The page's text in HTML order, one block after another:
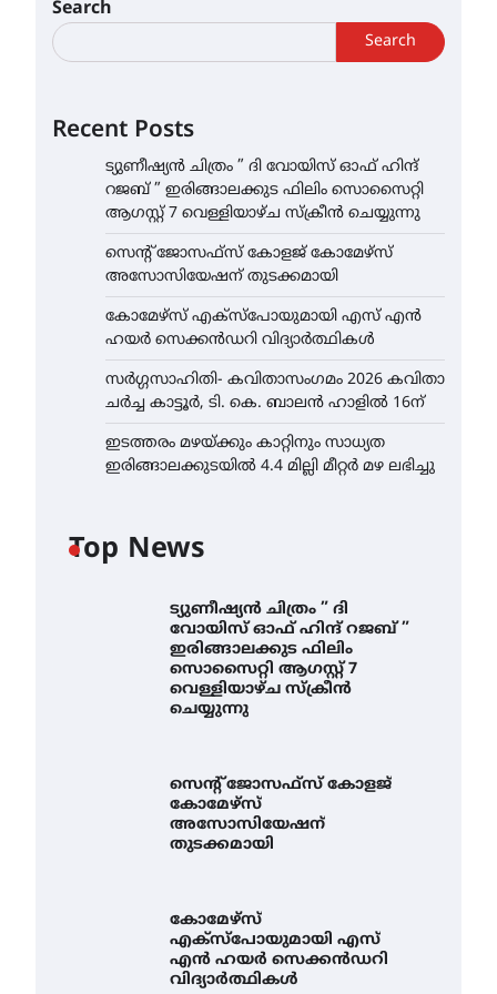
Search
Search
Recent Posts
ട്യുണീഷ്യൻ ചിത്രം ” ദി വോയിസ് ഓഫ് ഹിന്ദ്
റജബ് ” ഇരിങ്ങാലക്കുട ഫിലിം സൊസൈറ്റി
ആഗസ്റ്റ് 7 വെള്ളിയാഴ്ച സ്‌ക്രീൻ ചെയ്യുന്നു
സെന്റ് ജോസഫ്സ് കോളജ് കോമേഴ്‌സ്
അസോസിയേഷന് തുടക്കമായി
കോമേഴ്സ് എക്സ്പോയുമായി എസ് എൻ
ഹയർ സെക്കൻഡറി വിദ്യാർത്ഥികൾ
സർഗ്ഗസാഹിതി- കവിതാസംഗമം 2026 കവിതാ
ചർച്ച കാട്ടൂർ, ടി. കെ. ബാലൻ ഹാളിൽ 16ന്
ഇടത്തരം മഴയ്ക്കും കാറ്റിനും സാധ്യത
ഇരിങ്ങാലക്കുടയിൽ 4.4 മില്ലി മീറ്റർ മഴ ലഭിച്ചു
Top News
ട്യുണീഷ്യൻ ചിത്രം ” ദി
വോയിസ് ഓഫ് ഹിന്ദ് റജബ് ”
ഇരിങ്ങാലക്കുട ഫിലിം
സൊസൈറ്റി ആഗസ്റ്റ് 7
വെള്ളിയാഴ്ച സ്‌ക്രീൻ
ചെയ്യുന്നു
സെന്റ് ജോസഫ്സ് കോളജ്
കോമേഴ്‌സ്
അസോസിയേഷന്
തുടക്കമായി
കോമേഴ്സ്
എക്സ്പോയുമായി എസ്
എൻ ഹയർ സെക്കൻഡറി
വിദ്യാർത്ഥികൾ